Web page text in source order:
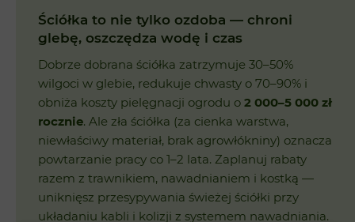
Ściółka to nie tylko ozdoba — chroni
glebę, oszczędza wodę i czas
Dobrze dobrana ściółka zatrzymuje 30–50%
wilgoci w glebie, redukuje chwasty o 70–90% i
obniża koszty pielęgnacji ogrodu o 2 000–5 000 zł
rocznie. Ale zła ściółka (za cienka warstwa,
niewłaściwy materiał, brak agrowłókniny) oznacza
powtarzanie pracy co 1–2 lata. Zaplanuj rabaty
razem z trawnikiem, nawadnianiem i kostką —
uniknięsz przesypywania świeżej ściółki przy
układaniu kabli i kolizji z systemem nawadniania.